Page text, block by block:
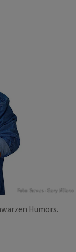
Foto: Servus - Gary Milano
Humors.